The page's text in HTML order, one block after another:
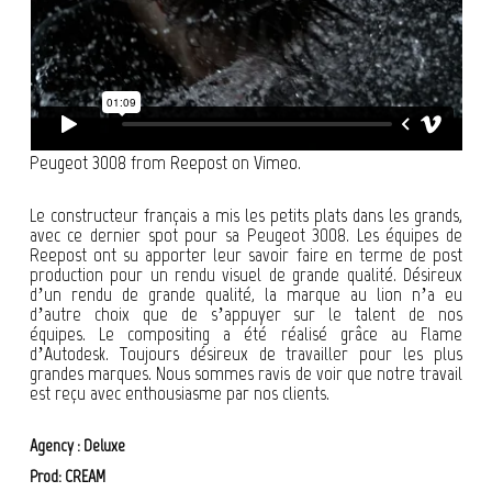
Peugeot 3008 from Reeposton Vimeo.
Le constructeur français a mis les petits plats dans les grands,
avec ce dernier spot pour sa Peugeot 3008. Les équipes de
Reepost ont su apporter leur savoir faire en terme de post
production pour un rendu visuel de grande qualité. Désireux
d’un rendu de grande qualité, la marque au lion n’a eu
d’autre choix que de s’appuyer sur le talent de nos
équipes. Le compositing a été réalisé grâce au Flame
d’Autodesk. Toujours désireux de travailler pour les plus
grandes marques. Nous sommes ravis de voir que notre travail
est reçu avec enthousiasme par nos clients.
Agency : Deluxe
Prod: CREAM